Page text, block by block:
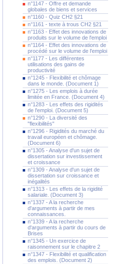
n°1147 - Offre et demande
globales de biens et services
n°1160 - Quiz CH2 §21
n°1161 - texte à trous CH2 §21
n°1163 - Effet des innovations de
produits sur le volume de l'emploi
n°1164 - Effet des innovations de
procédé sur le volume de l'emploi
n°1177 - Les différentes
utilisations des gains de
productivité
n°1245 - Flexibilité et chômage
dans le monde. (Document 1)
n°1275 - Les emplois à durée
limitée en France. (Document 4)
n°1283 - Les effets des rigidités
de l'emploi. (Document 5)
n°1290 - La diversité des
"flexibilités"
n°1296 - Rigidités du marché du
travail européen et chômage.
(Document 6)
n°1305 - Analyse d'un sujet de
dissertation sur investissement
et croissance
n°1309 - Analyse d'un sujet de
dissertation sur croissance et
inégalités
n°1313 - Les effets de la rigidité
salariale. (Document 3)
n°1337 - A la recherche
d'arguments à partir de mes
connaissances.
n°1339 - A la recherche
d'arguments à partir du cours de
Brises
n°1345 - Un exercice de
raisonnement sur le chapitre 2
n°1347 - Flexibilité et qualification
des emplois. (Document 2)